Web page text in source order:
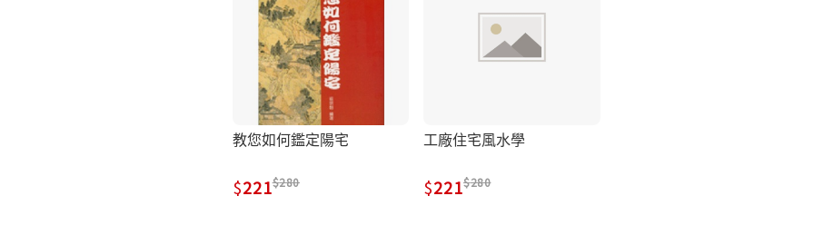
教您如何鑑定陽宅
221 280
工廠住宅風水學
221 280